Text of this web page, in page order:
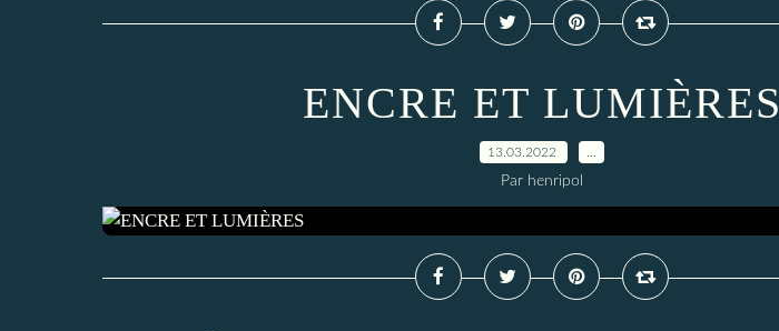
ENCRE ET LUMIÈRES
13.03.2022
Par henripol